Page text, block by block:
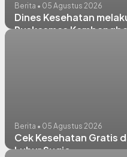
Berita • 05 Agustus 2026
Dines Kesehatan
Puskesmas
Berita • 05 Agustus 2026
Cek Kesehatan Gratis
Luhur Sugio